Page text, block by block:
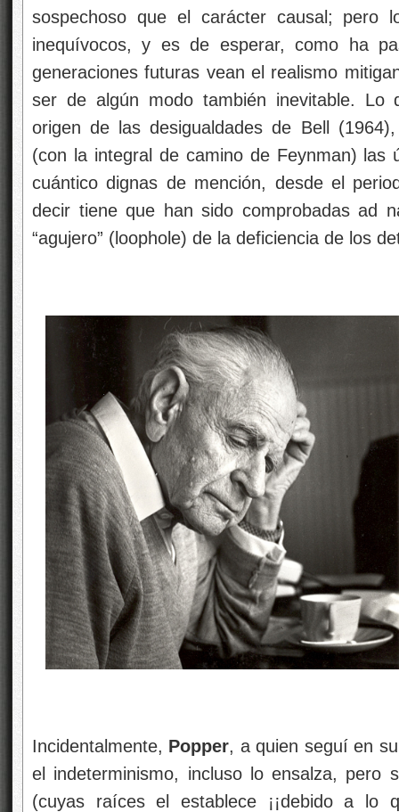
sospechoso que el carácter causal; pero
inequívocos, y es de esperar, como ha
generaciones futuras vean el realismo
ser de algún modo también inevitable. Lo
origen de las desigualdades de Bell
(con la integral de camino de Feynman) las
cuántico dignas de mención, desde el
decir tiene que han sido comprobadas ad
“agujero” (loophole) de la deficiencia de los
Incidentalmente, Popper, a quien seguí en
el indeterminismo, incluso lo ensalza, pero
(cuyas raíces el establece ¡¡debido a lo